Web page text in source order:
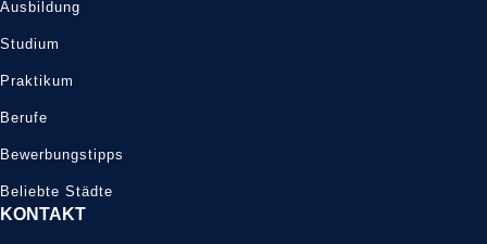
Ausbildung
Studium
Praktikum
Berufe
Bewerbungstipps
Beliebte Städte
KONTAKT